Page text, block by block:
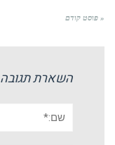
« פוסט קודם
השארת תגובה